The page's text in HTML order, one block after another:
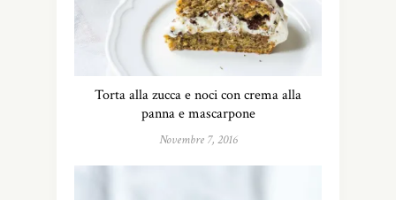
Torta alla zucca e noci con crema alla
panna e mascarpone
Novembre 7, 2016